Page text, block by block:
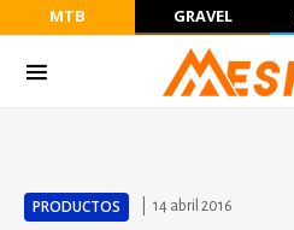
MTB GRAVEL
PRODUCTOS 14 abril 2016